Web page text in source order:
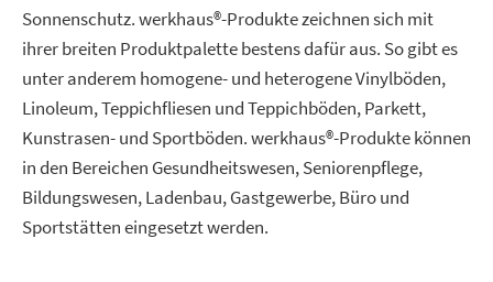
Sonnenschutz. werkhaus®-Produkte zeichnen sich mit
ihrer breiten Produktpalette bestens dafür aus. So gibt es
unter anderem homogene- und heterogene Vinylböden,
Linoleum, Teppichfliesen und Teppichböden, Parkett,
Kunstrasen- und Sportböden. werkhaus®-Produkte können
in den Bereichen Gesundheitswesen, Seniorenpflege,
Bildungswesen, Ladenbau, Gastgewerbe, Büro und
Sportstätten eingesetzt werden.